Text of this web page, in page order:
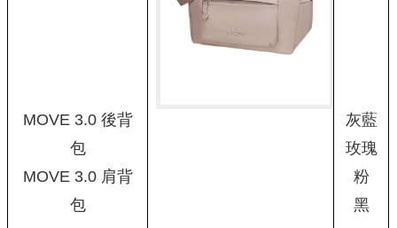
MOVE 3.0 後背
包
MOVE 3.0 肩背
包
灰藍
玫瑰
粉
黑